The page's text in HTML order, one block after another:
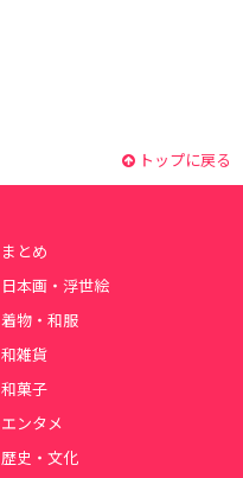
トップに戻る
まとめ
日本画・浮世絵
着物・和服
和雑貨
和菓子
エンタメ
歴史・文化